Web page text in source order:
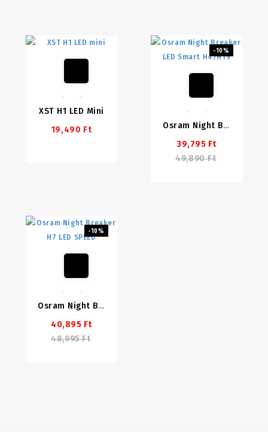
XST H1 LED Mini
19,490 Ft
-10%
Osram Night Breaker LED Smart H4/H19
39,795 Ft
49,890 Ft
-10%
Osram Night Breaker H7 LED SPEED
40,895 Ft
48,995 Ft